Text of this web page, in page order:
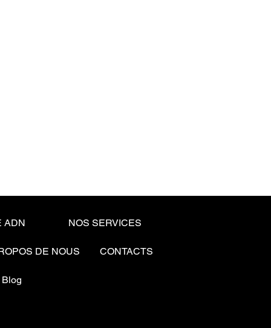
ADN NOS SERVICES
DE NOUS CONTACTS
Blog